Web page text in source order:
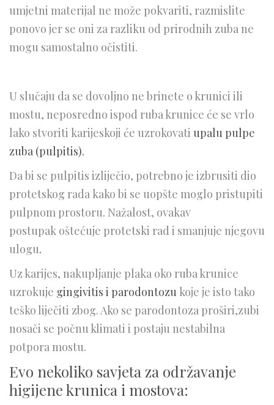
umjetni materijal ne može pokvariti, razmislite
ponovo jer se oni za razliku od prirodnih zuba ne
mogu samostalno očistiti.
U slučaju da se dovoljno ne brinete o krunici ili
mostu, neposredno ispod ruba krunice će se vrlo
lako stvoriti karijeskoji će uzrokovati upalu pulpe
zuba (pulpitis).
Da bi se pulpitis izliječio, potrebno je izbrusiti dio
protetskog rada kako bi se uopšte moglo pristupiti
pulpnom prostoru. Nažalost, ovakav
postupak oštećuje protetski rad i smanjuje njegovu
ulogu.
Uz karijes, nakupljanje plaka oko ruba krunice
uzrokuje gingivitis i parodontozu koje je isto tako
teško liječiti zbog. Ako se parodontoza proširi,zubi
nosači se počnu klimati i postaju nestabilna
potpora mostu.
Evo nekoliko savjeta za održavanje
higijene krunica i mostova: